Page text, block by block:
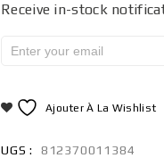
Receive in-stock
Ajouter À La Wishlist
UGS :
812370011384